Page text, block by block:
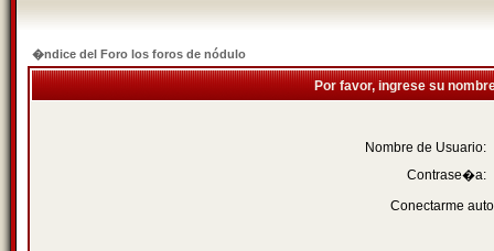
�ndice del Foro los foros de nódulo
Por favor, ingrese su
Nombre de Usuario:
Contrase�a:
Conectarme